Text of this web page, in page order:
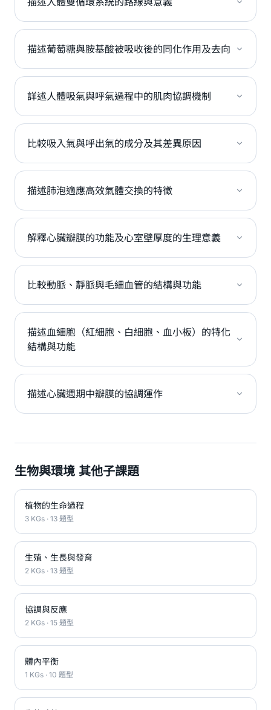
描述葡萄糖與胺基酸被吸收後的同化作用及去向
詳述人體吸氣與呼氣過程中的肌肉協調機制
比較吸入氣與呼出氣的成分及其差異原因
描述肺泡適應高效氣體交換的特徵
解釋心臟瓣膜的功能及心室壁厚度的生理意義
比較動脈、靜脈與毛細血管的結構與功能
描述血細胞（紅細胞、白細胞、血小板）的特化
結構與功能
描述心臟週期中瓣膜的協調運作
生物與環境 其他子課題
植物的生命過程
3 KGs · 13 題型
生殖、生長與發育
2 KGs · 13 題型
協調與反應
2 KGs · 15 題型
體內平衡
1 KGs · 10 題型